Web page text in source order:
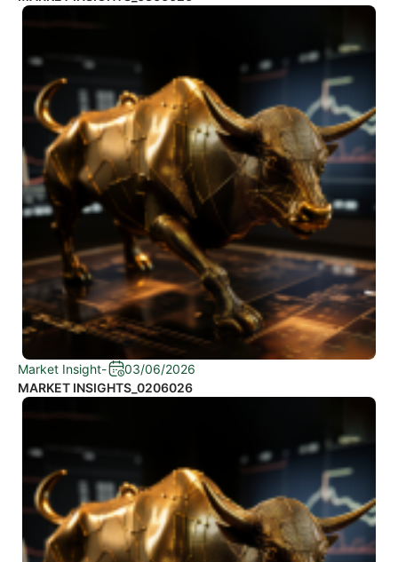
Market Insight-
03/06/2026
MARKET INSIGHTS_0206026